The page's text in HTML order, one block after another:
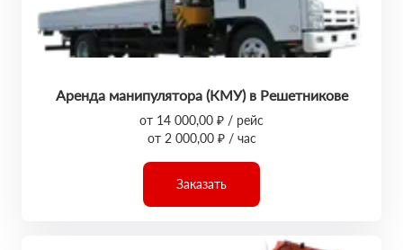
Аренда манипулятора (КМУ) в Решетникове
от 14 000,00 ₽ / рейс
от 2 000,00 ₽ / час
Заказать